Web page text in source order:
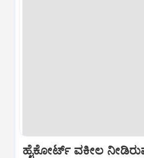
ಹೈಕೋರ್ಟ್‌ ವಕೀಲ